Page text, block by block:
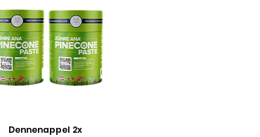
Dennenappel 2x